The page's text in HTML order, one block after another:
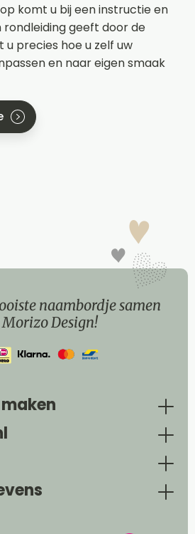
komt u bij een instructie en
rondleiding geeft door de
precies hoe u zelf uw
en naar eigen smaak
naambordje samen
Design!